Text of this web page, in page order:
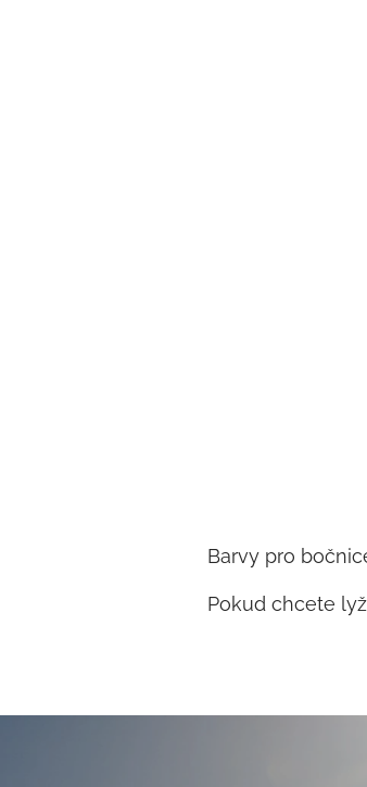
Barvy pro
Pokud chcete